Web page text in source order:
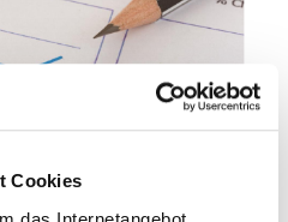
Cookies